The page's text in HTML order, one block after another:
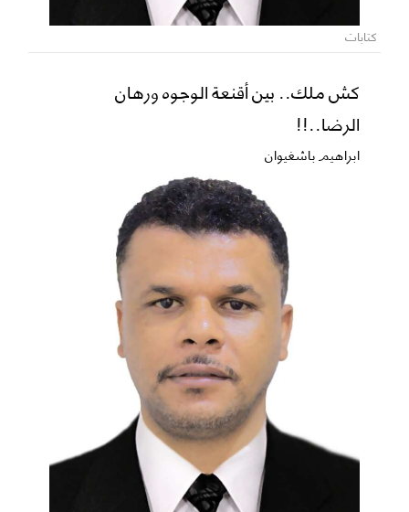
كتابات
كش ملك.. بين أقنعة الوجوه ورهان
الرضا..!!
ابراهيم باشغيوان